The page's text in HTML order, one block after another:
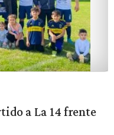
a La 14 frente